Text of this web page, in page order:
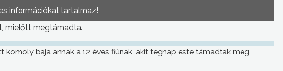
információkat tartalmaz!
mielőtt megtámadta.
komoly baja annak a 12 éves fiúnak, akit tegnap este támadtak meg